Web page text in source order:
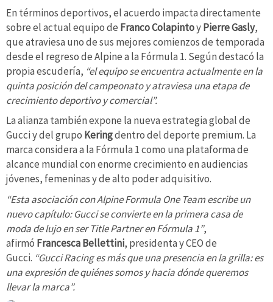
En términos deportivos, el acuerdo impacta directamente
sobre el actual equipo de Franco ColapintoyPierre Gasly,
que atraviesa uno de sus mejores comienzos de temporada
desde el regreso de Alpine a la Fórmula 1. Según destacó la
propia escudería, “el equipo se encuentra actualmente en la
quinta posición del campeonato y atraviesa una etapa de
crecimiento deportivo y comercial”.
La alianza también expone la nueva estrategia global de
Gucci y del grupo Keringdentro del deporte premium. La
marca considera a la Fórmula 1 como una plataforma de
alcance mundial con enorme crecimiento en audiencias
jóvenes, femeninas y de alto poder adquisitivo.
“Esta asociación con Alpine Formula One Team escribe un
nuevo capítulo: Gucci se convierte en la primera casa de
moda de lujo en ser Title Partner en Fórmula 1”,
afirmó Francesca Bellettini, presidenta y CEO de
Gucci. “Gucci Racing es más que una presencia en la grilla: es
una expresión de quiénes somos y hacia dónde queremos
llevar la marca”.